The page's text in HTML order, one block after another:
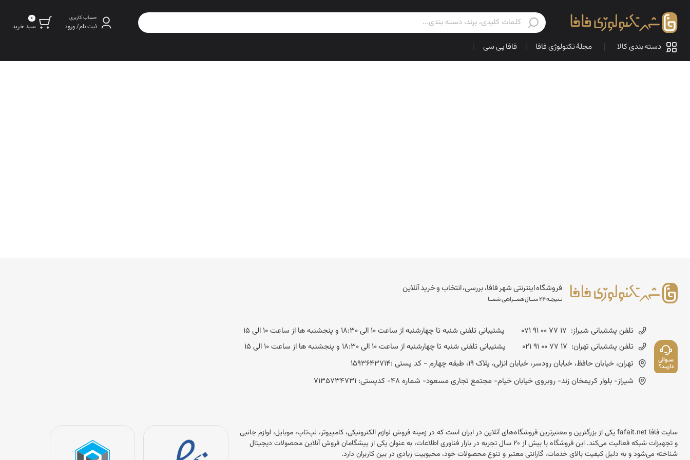
حساب کاربری
ثبت نام/ ورود
0
سبد خرید
دسته بندی کالا مجلهٔ تکنولوژی فافا فافا پی سی
فروشگاه اینترنتی شهر فافا، بررسی، انتخاب و خرید آنلاین
نـتیجـه 24 ســال همــراهی شمــا
سـوالی
داریـد؟
تلفن پشتیبانی شیراز: 071 91 00 77 17
پشتیبانی تلفنی شنبه تا چهارشنبه از ساعت 10 الی 18:30 و پنجشنبه ها از ساعت 10 الی 15
تلفن پشتیبانی تهران: 021 91 00 77 17
پشتیبانی تلفنی شنبه تا چهارشنبه از ساعت 10 الی 18:30 و پنجشنبه ها از ساعت 10 الی 15
تهران، خیابان حافظ، خیابان رودسر، خیابان انزلی، پلاک 19، طبقه چهارم - کد پستی :1593643714
شیراز- بلوار کریمخان زند- روبروی خیابان خیام- مجتمع تجاری مسعود- شماره 48- کد‌پستی: 7135734731
سایت فافا fafait.net یکی از بزرگترین و معتبرترین فروشگاه‌های آنلاین در ایران است که در زمینه فروش لوازم الکترونیکی، کامپیوتر، لپ‌تاپ، موبایل، لوازم جانبی
و تجهیزات شبکه فعالیت می‌کند. این فروشگاه با بیش از 20 سال تجربه در بازار فناوری اطلاعات، به عنوان یکی از پیشگامان فروش آنلاین محصولات دیجیتال
شناخته می‌شود و به دلیل کیفیت بالای خدمات، گارانتی معتبر و تنوع محصولات خود، محبوبیت زیادی در بین کاربران دارد.